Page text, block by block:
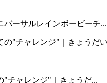
ーサルレインボービーチ...
"チャレンジ"｜きょうだ...